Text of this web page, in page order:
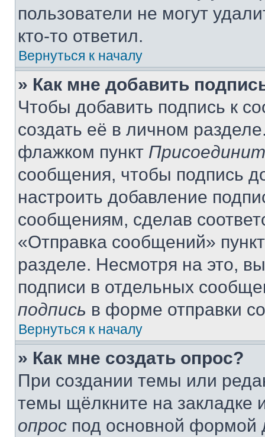
пользователи не могут
кто-то ответил.
Вернуться к началу
» Как мне добавить
Чтобы добавить подпись к
создать её в личном
флажком пункт
сообщения, чтобы подпись
настроить добавление
сообщениям, сделав
«Отправка сообщений»
разделе. Несмотря на это,
подписи в отдельных
подпись в форме отправки
Вернуться к началу
» Как мне создать опрос?
При создании темы или
темы щёлкните на
опрос под основной формой